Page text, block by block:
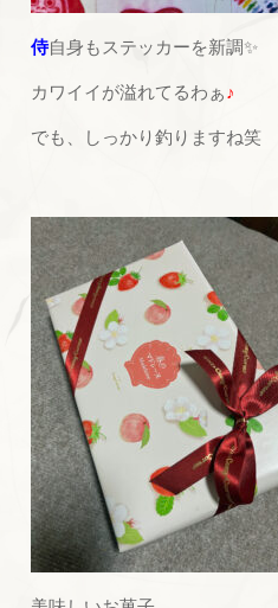
侍自身もステッカーを新調✨
カワイイが溢れてるわぁ♪
でも、しっかり釣りますね笑